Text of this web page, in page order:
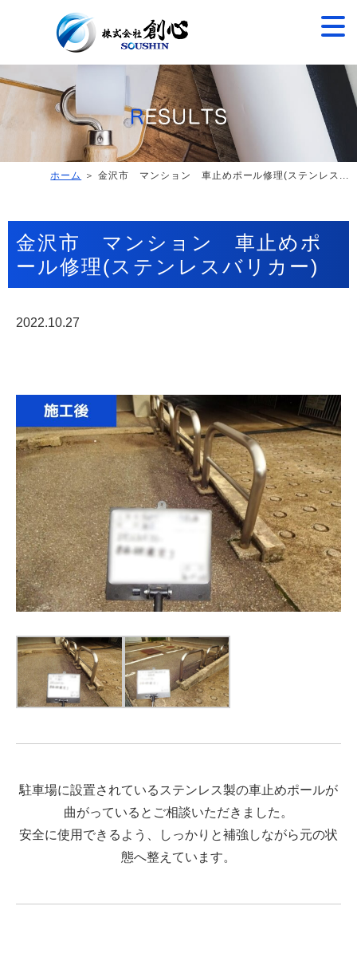
ホーム ＞ 金沢市 マンション 車止めポール修理(ステンレス...
金沢市 マンション 車止めポ
ール修理(ステンレスバリカー)
2022.10.27
駐車場に設置されているステンレス製の車止めポールが
曲がっているとご相談いただきました。
安全に使用できるよう、しっかりと補強しながら元の状
態へ整えています。